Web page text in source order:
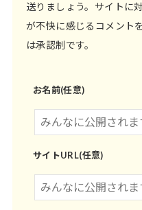
送りましょう。サイトに
が不快に感じるコメント
は承認制です。
お名前(任意)
サイトURL(任意)